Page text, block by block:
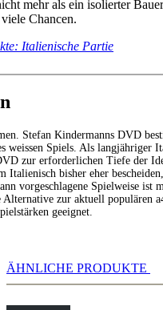
mehr als ein isolierter
Chancen.
Italienische Partie
Stefan Kindermanns DVD
weissen Spiels. Als langjähriger
zur erforderlichen Tiefe der
Italienisch bisher eher
vorgeschlagene Spielweise ist
Alternative zur aktuell populären
geeignet.
ÄHNLICHE PRODUKTE